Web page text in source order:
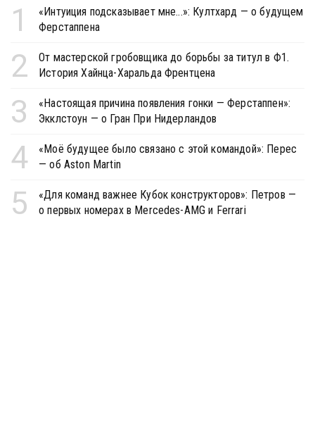
1
«Интуиция подсказывает мне...»: Култхард — о будущем
Ферстаппена
2
От мастерской гробовщика до борьбы за титул в Ф1.
История Хайнца-Харальда Френтцена
3
«Настоящая причина появления гонки — Ферстаппен»:
Экклстоун — о Гран При Нидерландов
4
«Моё будущее было связано с этой командой»: Перес
— об Aston Martin
5
«Для команд важнее Кубок конструкторов»: Петров —
о первых номерах в Mercedes-AMG и Ferrari